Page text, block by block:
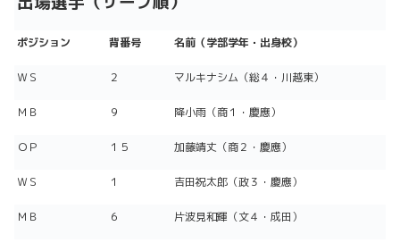
ポジション 背番号 名前（学部学年・出身校）
ＷＳ ２ マルキナシム（総４・川越東）
ＭＢ ９ 降小雨（商１・慶應）
ＯＰ １５ 加藤靖丈（商２・慶應）
ＷＳ １ 吉田祝太郎（政３・慶應）
ＭＢ ６ 片波見和輝（文４・成田）